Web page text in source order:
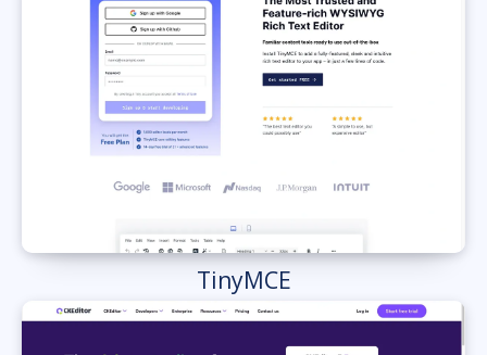
TinyMCE